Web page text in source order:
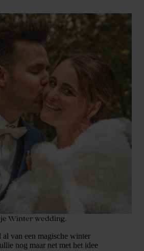
Winter wedding.
van een magische winter
nog maar net met het idee